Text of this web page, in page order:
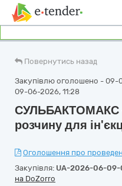
Повернутись назад
Закупівлю оголошено - 09-
09-06-2026, 11:28
СУЛЬБАКТОМАКС
розчину для
Оголошення про
Закупівля: UA-2026-06-
на DoZorro